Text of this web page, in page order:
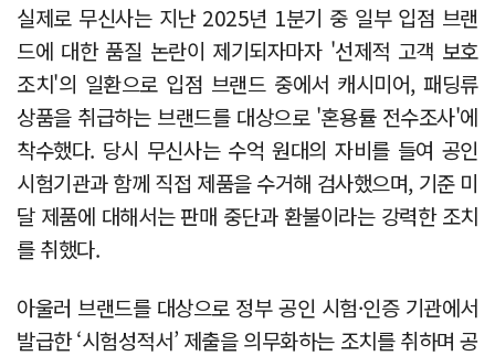
실제로 무신사는 지난 2025년 1분기 중 일부 입점 브랜
드에 대한 품질 논란이 제기되자마자 '선제적 고객 보호
조치'의 일환으로 입점 브랜드 중에서 캐시미어, 패딩류
상품을 취급하는 브랜드를 대상으로 '혼용률 전수조사'에
착수했다. 당시 무신사는 수억 원대의 자비를 들여 공인
시험기관과 함께 직접 제품을 수거해 검사했으며, 기준 미
달 제품에 대해서는 판매 중단과 환불이라는 강력한 조치
를 취했다.
아울러 브랜드를 대상으로 정부 공인 시험·인증 기관에서
발급한 ‘시험성적서’ 제출을 의무화하는 조치를 취하며 공